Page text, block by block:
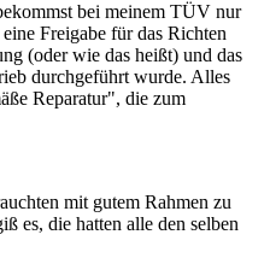
bei meinem TÜV nur
Freigabe für das Richten
(oder wie das heißt) und das
durchgeführt wurde. Alles
Reparatur", die zum
mit gutem Rahmen zu
es, die hatten alle den selben